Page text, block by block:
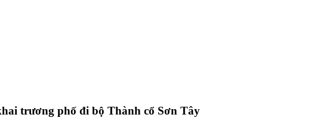
trương phố đi bộ Thành cổ Sơn Tây